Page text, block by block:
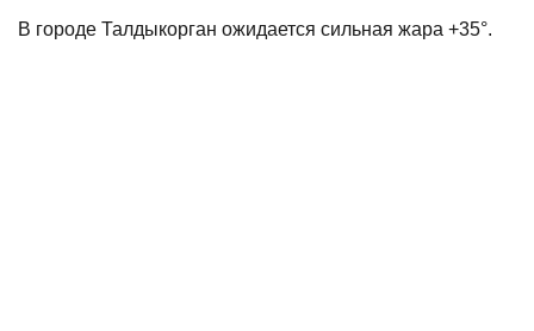
В городе Талдыкорган ожидается сильная жара +35°.